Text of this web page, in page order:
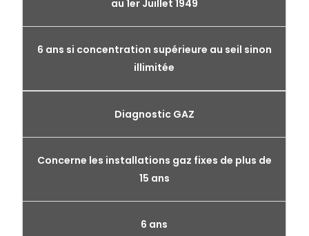
au 1er Juillet 1949
6 ans si concentration supérieure au seil sinon
illimitée
Diagnostic GAZ
Concerne les installations gaz fixes de plus de
15 ans
6 ans